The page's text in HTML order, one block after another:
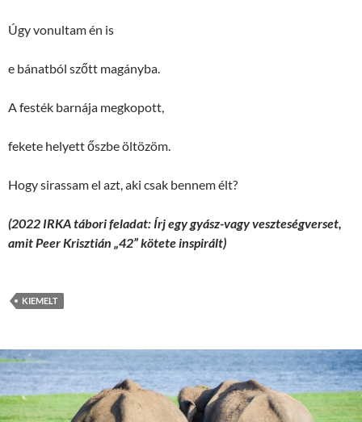
Úgy vonultam én is
e bánatból szőtt magányba.
A festék barnája megkopott,
fekete helyett őszbe öltözöm.
Hogy sirassam el azt, aki csak bennem élt?
(2022 IRKA tábori feladat: Írj egy gyász-vagy veszteségverset,
amit Peer Krisztián „42” kötete inspirált)
KIEMELT